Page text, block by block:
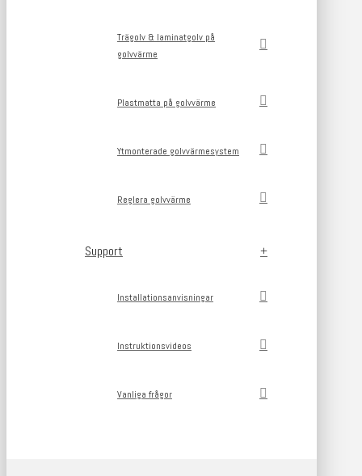
Trägolv & laminatgolv på
golvvärme
Plastmatta på golvvärme
Ytmonterade golvvärmesystem
Reglera golvvärme
Support
Installationsanvisningar
Instruktionsvideos
Vanliga frågor